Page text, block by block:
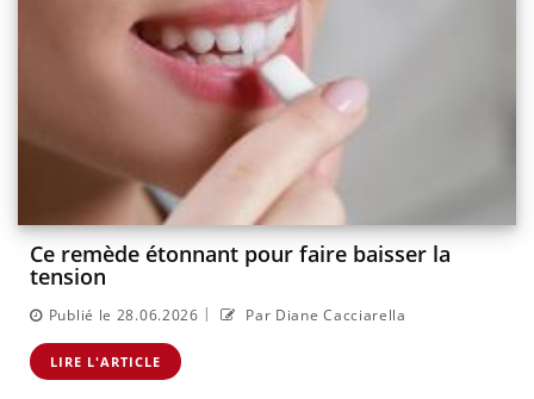
Ce remède étonnant pour faire baisser la
tension
Publié le 28.06.2026 | Par Diane Cacciarella
LIRE L'ARTICLE